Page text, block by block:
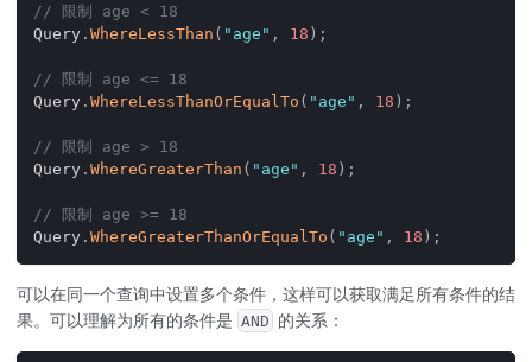
// 限制 age < 18
Query . WhereLessThan ( "age" , 18 ) ;
// 限制 age <= 18
Query . WhereLessThanOrEqualTo ( "age" , 18 ) ;
// 限制 age > 18
Query . WhereGreaterThan ( "age" , 18 ) ;
// 限制 age >= 18
Query . WhereGreaterThanOrEqualTo ( "age" , 18 ) ;
可以在同一个查询中设置多个条件，这样可以获取满足所有条件的结
果。可以理解为所有的条件是 AND 的关系：